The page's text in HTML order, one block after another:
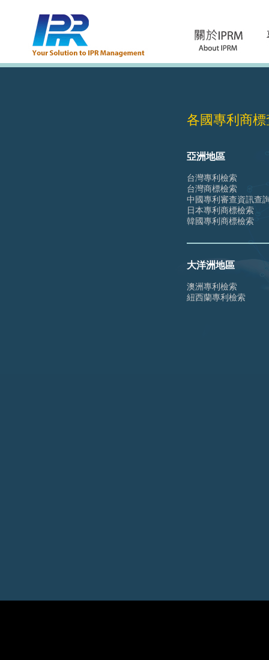
各國專利商
亞洲地區
台灣專利檢索
台灣商標檢索
中國專利審查資訊查
日本專利商標檢索
韓國專利商標檢索
大洋洲地區
澳洲專利檢索
紐西蘭專利檢索